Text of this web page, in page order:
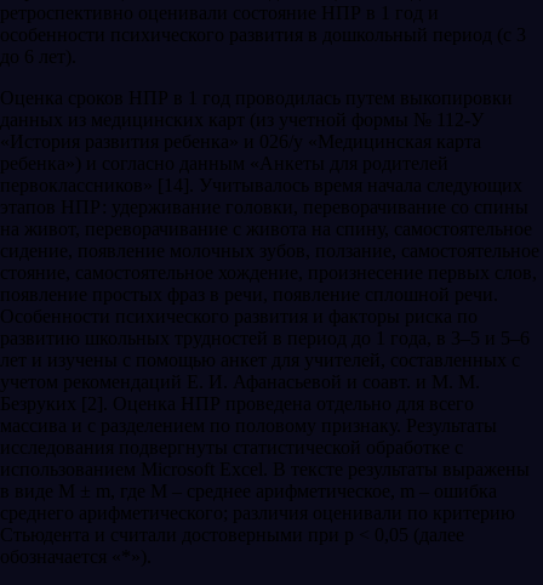
ретроспективно оценивали состояние НПР в 1 год и
особенности психического развития в дошкольный период (с 3
до 6 лет).
Оценка сроков НПР в 1 год проводилась путем выкопировки
данных из медицинских карт (из учетной формы № 112-У
«История развития ребенка» и 026/у «Медицинская карта
ребенка») и согласно данным «Анкеты для родителей
первоклассников» [14]. Учитывалось время начала следующих
этапов НПР: удерживание головки, переворачивание со спины
на живот, переворачивание с живота на спину, самостоятельное
сидение, появление молочных зубов, ползание, самостоятельное
стояние, самостоятельное хождение, произнесение первых слов,
появление простых фраз в речи, появление сплошной речи.
Особенности психического развития и факторы риска по
развитию школьных трудностей в период до 1 года, в 3–5 и 5–6
лет и изучены с помощью анкет для учителей, составленных с
учетом рекомендаций Е. И. Афанасьевой и соавт. и М. М.
Безруких [2]. Оценка НПР проведена отдельно для всего
массива и с разделением по половому признаку. Результаты
исследования подвергнуты статистической обработке с
использованием Microsoft Excel. В тексте результаты выражены
в виде M ± m, где М – среднее арифметическое, m – ошибка
среднего арифметического; различия оценивали по критерию
Стьюдента и считали достоверными при p < 0,05 (далее
обозначается «*»).